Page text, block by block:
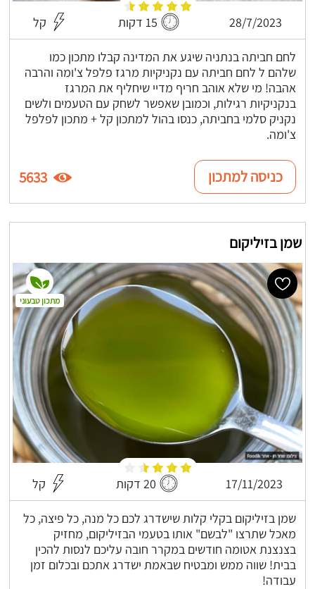
28/7/2023 15 דקות קל
לחם חביתה בנתניה שיגע את המדינה קבלו מתכון כמו
שלהם ל לחם חביתה עם נקניקיות מרגז פלפל צ'ומה והרבה
אהבה! מי שלא אוהב חריף מדיי שיחליף את המרגז
בנקניקיות רגילות, וכמובן שאפשר לשחק עם הטעמים ולשים
נקניק סלמי בחביתה, כנסו בהול למתכון קל + מתכון לפלפל
צ'ומה.
כניסה למתכון 5633
שמן בזיליקום
17/11/2023 20 דקות קל
שמן בזיליקום בקלי קלות שישדרג לכם כל מנה, כל פיצה, כל
מאכל שתרצו "לבשם" אותו בטעמי הבזיליקום, מחזיק
בצנצנת אטומה חודשים במקרר חובה עליכם לנסות להכין
בבית! שווה ממש ומבטיח שבאמת ישדרג אתכם ובכלום זמן
עבודה!
מתכון טבעוני